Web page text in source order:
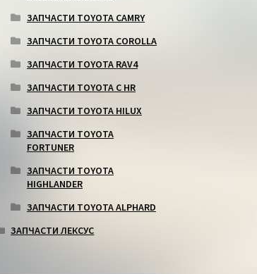
ЗАПЧАСТИ TOYOTA CAMRY
ЗАПЧАСТИ TOYOTA COROLLA
ЗАПЧАСТИ TOYOTA RAV4
ЗАПЧАСТИ TOYOTA C HR
ЗАПЧАСТИ TOYOTA HILUX
ЗАПЧАСТИ TOYOTA
FORTUNER
ЗАПЧАСТИ TOYOTA
HIGHLANDER
ЗАПЧАСТИ TOYOTA ALPHARD
ЗАПЧАСТИ ЛЕКСУС